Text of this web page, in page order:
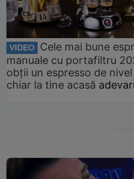
VIDEO
Cele mai bune
manuale cu portafiltru
obții un espresso de
chiar la tine acasă